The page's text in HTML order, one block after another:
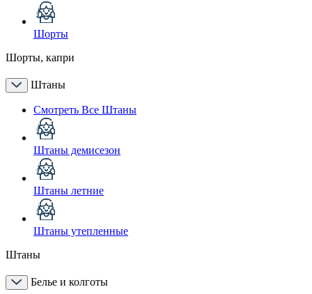
Шорты
Шорты, капри
Штаны
Смотреть Все Штаны
Штаны демисезон
Штаны летние
Штаны утепленные
Штаны
Белье и колготы